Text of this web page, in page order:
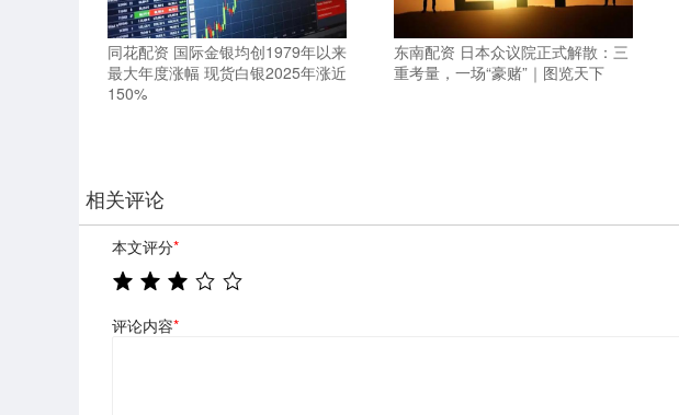
同花配资 国际金银均创1979年以来
最大年度涨幅 现货白银2025年涨近
150%
东南配资 日本众议院正式解散：三
重考量，一场“豪赌”｜图览天下
相关评论
本文评分*
评论内容*